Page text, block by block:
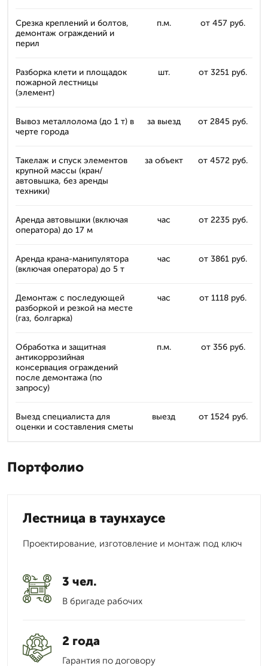
Срезка креплений и болтов,
демонтаж ограждений и
перил
п.м. от 457 руб.
Разборка клети и площадок
пожарной лестницы
(элемент)
шт. от 3251 руб.
Вывоз металлолома (до 1 т) в
черте города
за выезд от 2845 руб.
Такелаж и спуск элементов
крупной массы (кран/
автовышка, без аренды
техники)
за объект от 4572 руб.
Аренда автовышки (включая
оператора) до 17 м
час от 2235 руб.
Аренда крана-манипулятора
(включая оператора) до 5 т
час от 3861 руб.
Демонтаж с последующей
разборкой и резкой на месте
(газ, болгарка)
час от 1118 руб.
Обработка и защитная
антикоррозийная
консервация ограждений
после демонтажа (по
запросу)
п.м. от 356 руб.
Выезд специалиста для
оценки и составления сметы
выезд от 1524 руб.
Портфолио
Лестница в таунхаусе
Проектирование, изготовление и монтаж под ключ
3 чел.
В бригаде рабочих
2 года
Гарантия по договору